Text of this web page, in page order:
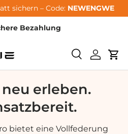
sichern – Code: NEWENGWE
Bezahlung
Login
erleben.
bietet eine Vollfederung